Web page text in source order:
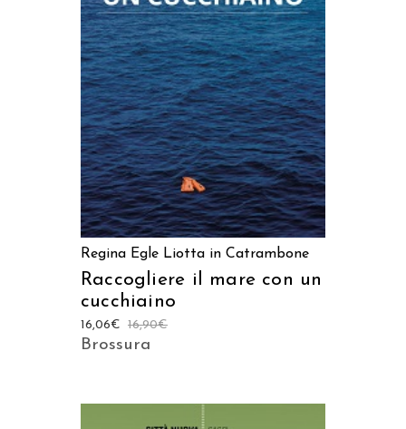
AGGIUNGI AL CARRELLO
Regina Egle Liotta in Catrambone
Raccogliere il mare con un
cucchiaino
16,90€
16,06€
Brossura